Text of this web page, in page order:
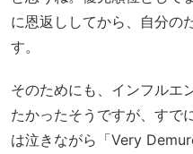
に恩返ししてから、自分の
す。
そのためにも、インフルエ
たかったそうですが、すで
は泣きながら「Very